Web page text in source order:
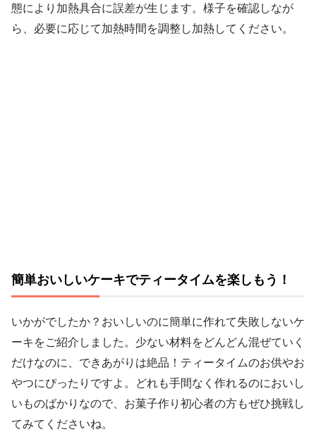
態により加熱具合に誤差が生じます。様子を確認しなが
ら、必要に応じて加熱時間を調整し加熱してください。
簡単おいしいケーキでティータイムを楽しもう！
いかがでしたか？おいしいのに簡単に作れて失敗しないケ
ーキをご紹介しました。少ない材料をどんどん混ぜていく
だけなのに、できあがりは絶品！ティータイムのお供やお
やつにぴったりですよ。どれも手間なく作れるのにおいし
いものばかりなので、お菓子作り初心者の方もぜひ挑戦し
てみてくださいね。